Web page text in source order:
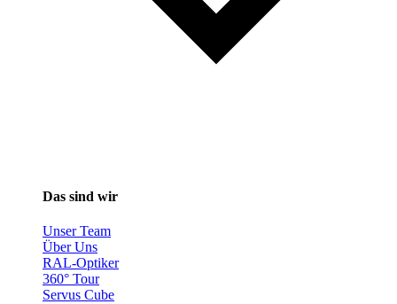
Das sind wir
Unser Team
Über Uns
RAL-Optiker
360° Tour
Servus Cube